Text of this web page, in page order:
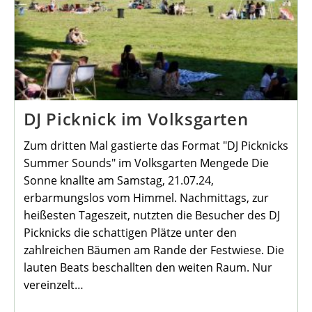
DJ Picknick im Volksgarten
Zum dritten Mal gastierte das Format "DJ Picknicks
Summer Sounds" im Volksgarten Mengede Die
Sonne knallte am Samstag, 21.07.24,
erbarmungslos vom Himmel. Nachmittags, zur
heißesten Tageszeit, nutzten die Besucher des DJ
Picknicks die schattigen Plätze unter den
zahlreichen Bäumen am Rande der Festwiese. Die
lauten Beats beschallten den weiten Raum. Nur
vereinzelt…